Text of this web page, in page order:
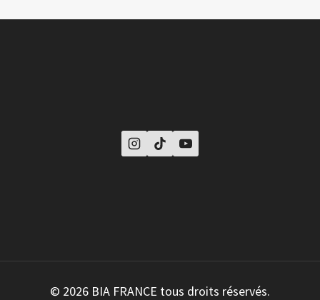
© 2026 BIA FRANCE tous droits réservés.